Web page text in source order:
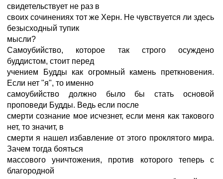
свидетельствует не раз в
своих сочинениях тот же Херн. Не чувствуется ли здесь
безысходный тупик
мысли?
Самоубийство, которое так строго осуждено
буддистом, стоит перед
учением Будды как огромный камень преткновения.
Если нет "я", то именно
самоубийство должно было бы стать основой
проповеди Будды. Ведь если после
смерти сознание мое исчезнет, если меня как такового
нет, то значит, в
смерти я нашел избавление от этого проклятого мира.
Зачем тогда бояться
массового уничтожения, против которого теперь с
благородной